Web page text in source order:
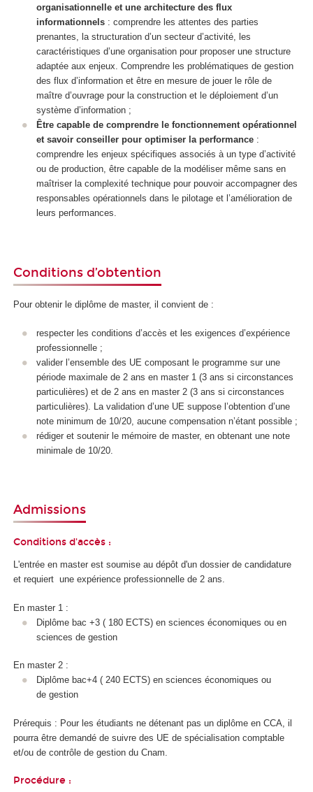
organisationnelle et une architecture des flux
informationnels: comprendre les attentes des parties
prenantes, la structuration d’un secteur d’activité, les
caractéristiques d’une organisation pour proposer une structure
adaptée aux enjeux. Comprendre les problématiques de gestion
des flux d’information et être en mesure de jouer le rôle de
maître d’ouvrage pour la construction et le déploiement d’un
système d’information ;
Être capable de comprendre le fonctionnement opérationnel
et savoir conseiller pour optimiser la performance:
comprendre les enjeux spécifiques associés à un type d’activité
ou de production, être capable de la modéliser même sans en
maîtriser la complexité technique pour pouvoir accompagner des
responsables opérationnels dans le pilotage et l’amélioration de
leurs performances.
Conditions d’obtention
Pour obtenir le diplôme de master, il convient de :
respecter les conditions d’accès et les exigences d’expérience
professionnelle ;
valider l’ensemble des UE composant le programme sur une
période maximale de 2 ans en master 1 (3 ans si circonstances
particulières) et de 2 ans en master 2 (3 ans si circonstances
particulières). La validation d’une UE suppose l’obtention d’une
note minimum de 10/20, aucune compensation n’étant possible ;
rédiger et soutenir le mémoire de master, en obtenant une note
minimale de 10/20.
Admissions
Conditions d'accès :
L'entrée en master est soumise au dépôt d'un dossier de candidature
et requiert une expérience professionnelle de 2 ans.
En master 1 :
Diplôme bac +3 ( 180 ECTS) en sciences économiques ou en
sciences de gestion
En master 2 :
Diplôme bac+4 ( 240 ECTS) en sciences économiques ou
de gestion
Prérequis : Pour les étudiants ne détenant pas un diplôme en CCA, il
pourra être demandé de suivre des UE de spécialisation comptable
et/ou de contrôle de gestion du Cnam.
Procédure :